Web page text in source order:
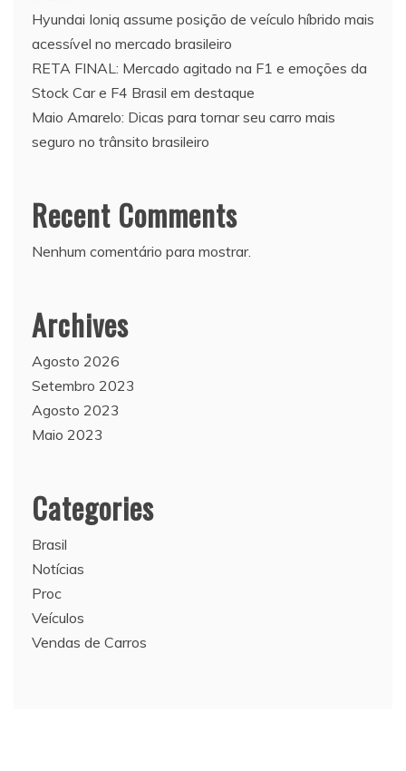
Hyundai Ioniq assume posição de veículo híbrido mais
acessível no mercado brasileiro
RETA FINAL: Mercado agitado na F1 e emoções da
Stock Car e F4 Brasil em destaque
Maio Amarelo: Dicas para tornar seu carro mais
seguro no trânsito brasileiro
Recent Comments
Nenhum comentário para mostrar.
Archives
Agosto 2026
Setembro 2023
Agosto 2023
Maio 2023
Categories
Brasil
Notícias
Proc
Veículos
Vendas de Carros